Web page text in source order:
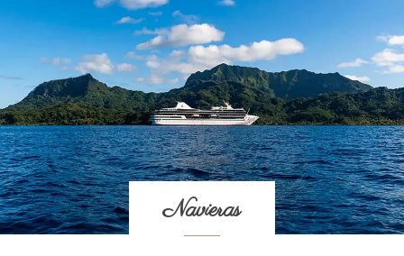
Navieras